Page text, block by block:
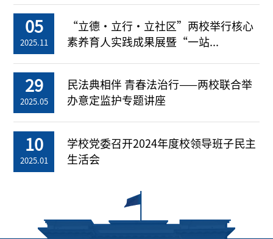
05
2025.11
“立德・立行・立社区”两校举行核心
素养育人实践成果展暨“一站...
29
2025.05
民法典相伴 青春法治行——两校联合举
办意定监护专题讲座
10
2025.01
学校党委召开2024年度校领导班子民主
生活会